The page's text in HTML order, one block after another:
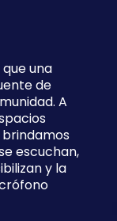
una
de
A
escuchan,
y la